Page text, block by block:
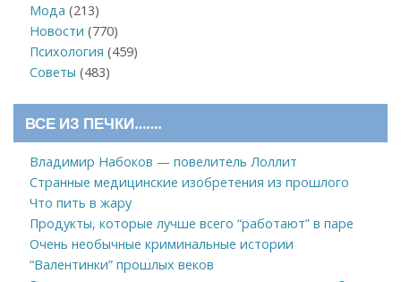
Мода (213)
Новости (770)
Психология (459)
Советы (483)
ВСЕ ИЗ ПЕЧКИ…….
Владимир Набоков — повелитель Лоллит
Странные медицинские изобретения из прошлого
Что пить в жару
Продукты, которые лучше всего “работают” в паре
Очень необычные криминальные истории
“Валентинки” прошлых веков